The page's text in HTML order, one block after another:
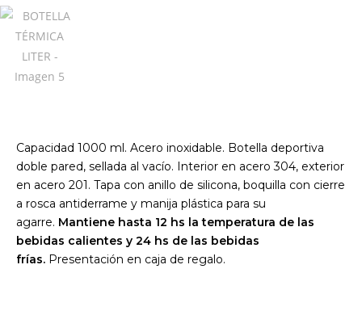
Capacidad 1000 ml. Acero inoxidable. Botella deportiva
doble pared, sellada al vacío. Interior en acero 304, exterior
en acero 201. Tapa con anillo de silicona, boquilla con cierre
a rosca antiderrame y manija plástica para su
agarre. Mantiene hasta 12 hs la temperatura de las
bebidas calientes y 24 hs de las bebidas
frías. Presentación en caja de regalo.